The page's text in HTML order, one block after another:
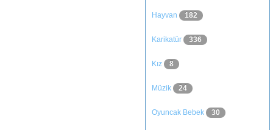
Hayvan 182
Karikatür 336
Kız 8
Müzik 24
Oyuncak Bebek 30